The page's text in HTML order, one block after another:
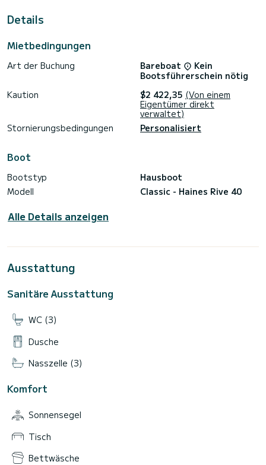
Details
Mietbedingungen
Art der Buchung Bareboat
Kein
Bootsführerschein nötig
Kaution
$2 422,35 (Von einem
Eigentümer direkt
verwaltet)
Stornierungsbedingungen
Personalisiert
Boot
Bootstyp
Hausboot
Modell
Classic - Haines Rive 40
Alle Details anzeigen
Ausstattung
Sanitäre Ausstattung
WC (3)
Dusche
Nasszelle (3)
Komfort
Sonnensegel
Tisch
Bettwäsche